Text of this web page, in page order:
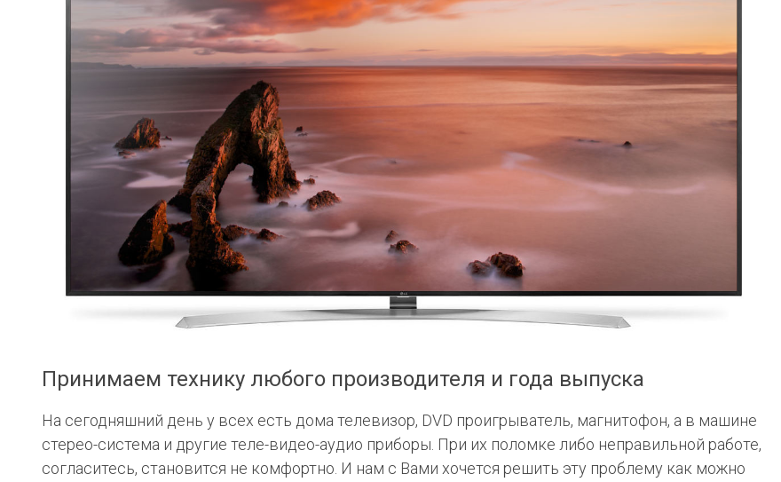
Принимаем технику любого производителя и года выпуска
На сегодняшний день у всех есть дома телевизор, DVD проигрыватель, магнитофон, а в машине
стерео-система и другие теле-видео-аудио приборы. При их поломке либо неправильной работе,
согласитесь, становится не комфортно. И нам с Вами хочется решить эту проблему как можно